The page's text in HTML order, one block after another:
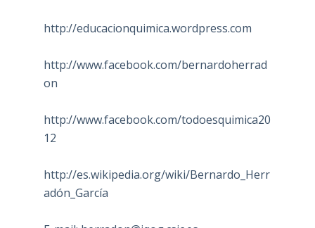
http://educacionquimica.wordpress.com
http://www.facebook.com/bernardoherrad
on
http://www.facebook.com/todoesquimica20
12
http://es.wikipedia.org/wiki/Bernardo_Herr
adón_García